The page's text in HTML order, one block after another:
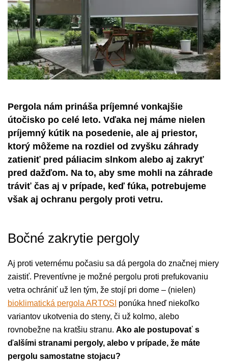
Pergola nám prináša príjemné vonkajšie
útočisko po celé leto. Vďaka nej máme nielen
príjemný kútik na posedenie, ale aj priestor,
ktorý môžeme na rozdiel od zvyšku záhrady
zatieniť pred páliacim slnkom alebo aj zakryť
pred dažďom. Na to, aby sme mohli na záhrade
tráviť čas aj v prípade, keď fúka, potrebujeme
však aj ochranu pergoly proti vetru.
Bočné zakrytie pergoly
Aj proti veternému počasiu sa dá pergola do značnej miery
zaistiť. Preventívne je možné pergolu proti prefukovaniu
vetra ochrániť už len tým, že stojí pri dome – (nielen)
bioklimatická pergola ARTOSI ponúka hneď niekoľko
variantov ukotvenia do steny, či už kolmo, alebo
rovnobežne na kratšiu stranu. Ako ale postupovať s
ďalšími stranami pergoly, alebo v prípade, že máte
pergolu samostatne stojacu?